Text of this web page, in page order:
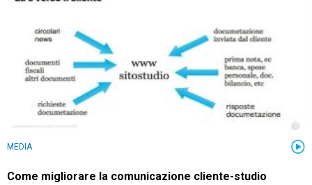
MEDIA
Come migliorare la comunicazione cliente-studio